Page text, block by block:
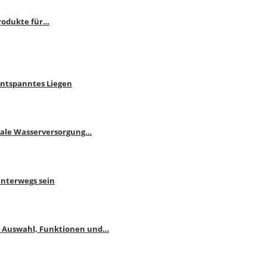
für…
Liegen
Wasserversorgung…
sein
Funktionen und…